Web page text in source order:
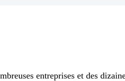
entreprises et des